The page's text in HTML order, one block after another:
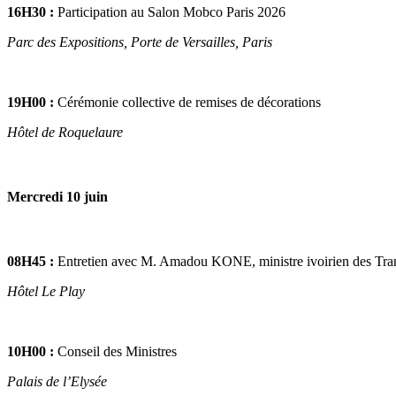
16H30 : Participation au Salon Mobco Paris 2026
Parc des Expositions, Porte de Versailles, Paris
19H00 : Cérémonie collective de remises de décorations
Hôtel de Roquelaure
Mercredi 10 juin
08H45 : Entretien avec M. Amadou KONE, ministre ivoirien des
Hôtel Le Play
10H00 : Conseil des Ministres
Palais de l’Elysée